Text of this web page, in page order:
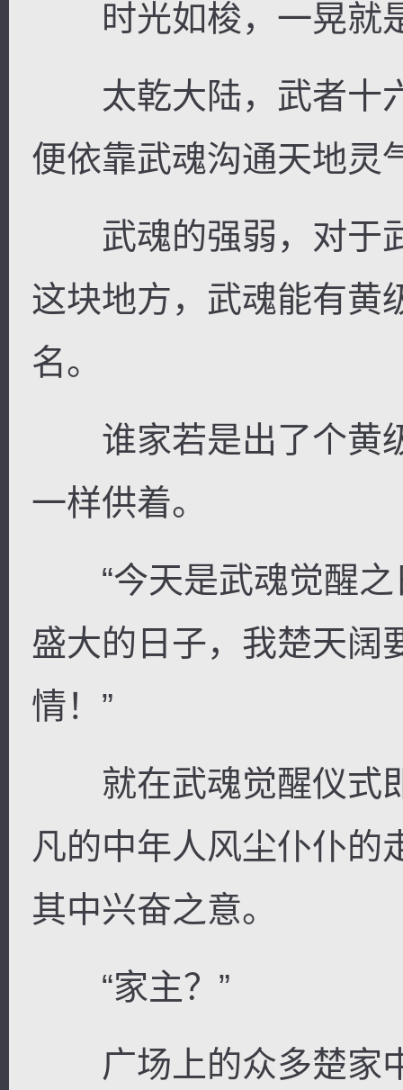
时光如梭，一晃就
太乾大陆，武者十
便依靠武魂沟通天地灵
武魂的强弱，对于
这块地方，武魂能有黄
名。
谁家若是出了个黄
一样供着。
“今天是武魂觉醒之
盛大的日子，我楚天阔
情！”
就在武魂觉醒仪式
凡的中年人风尘仆仆的
其中兴奋之意。
“家主？”
广场上的众多楚家